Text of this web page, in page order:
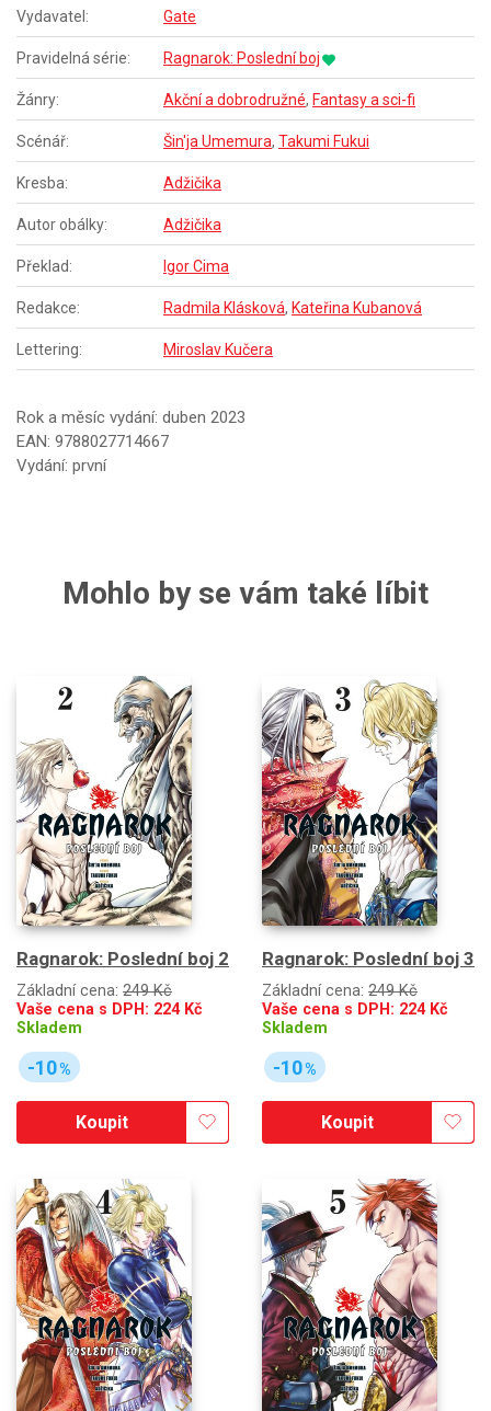
Vydavatel: Gate
Pravidelná série: Ragnarok: Poslední boj
Žánry: Akční a dobrodružné, Fantasy a sci-fi
Scénář: Šin'ja Umemura, Takumi Fukui
Kresba: Adžičika
Autor obálky: Adžičika
Překlad: Igor Cima
Redakce: Radmila Klásková, Kateřina Kubanová
Lettering: Miroslav Kučera
Rok a měsíc vydání: duben 2023
EAN: 9788027714667
Vydání: první
Mohlo by se vám také líbit
Ragnarok: Poslední boj 2
Základní cena: 249 Kč
Vaše cena s DPH: 224Kč
Skladem
-10%
Koupit
Ragnarok: Poslední boj 3
Základní cena: 249 Kč
Vaše cena s DPH: 224Kč
Skladem
-10%
Koupit